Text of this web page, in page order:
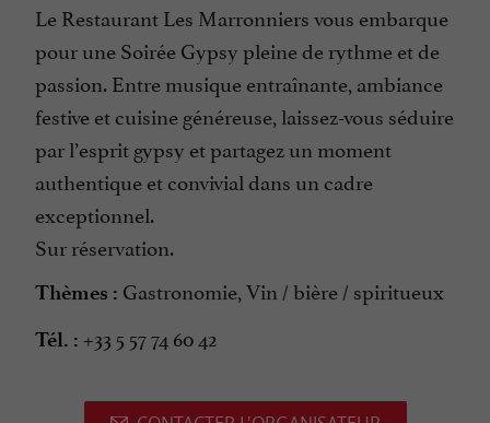
Le Restaurant Les Marronniers vous embarque
pour une Soirée Gypsy pleine de rythme et de
passion. Entre musique entraînante, ambiance
festive et cuisine généreuse, laissez-vous séduire
par l’esprit gypsy et partagez un moment
authentique et convivial dans un cadre
exceptionnel.
Sur réservation.
Thèmes : Gastronomie, Vin / bière / spiritueux
Tél. : +33 5 57 74 60 42